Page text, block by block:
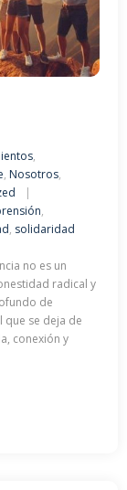
,
, Nosotros,
,
, solidaridad
no es un
radical y
de
se deja de
conexión y